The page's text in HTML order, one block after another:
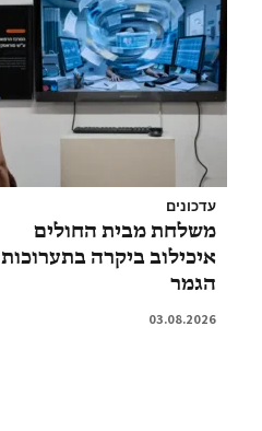
עדכונים
משלחת מבית החולים
איכילוב ביקרה בתערוכות
הגמר
03.08.2026